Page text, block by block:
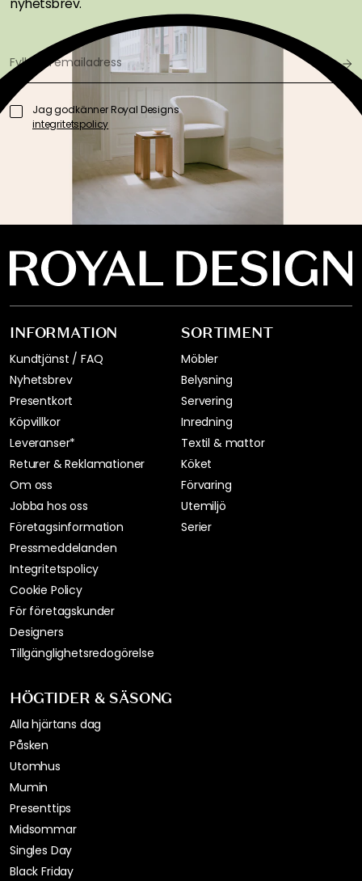
Jag godkänner Royal Designs
integritetspolicy
INFORMATION
Kundtjänst / FAQ
Nyhetsbrev
Presentkort
Köpvillkor
Leveranser*
Returer & Reklamationer
Om oss
Jobba hos oss
Företagsinformation
Pressmeddelanden
Integritetspolicy
Cookie Policy
För företagskunder
Designers
Tillgänglighetsredogörelse
SORTIMENT
Möbler
Belysning
Servering
Inredning
Textil & mattor
Köket
Förvaring
Utemiljö
Serier
HÖGTIDER & SÄSONG
Alla hjärtans dag
Påsken
Utomhus
Mumin
Presenttips
Midsommar
Singles Day
Black Friday